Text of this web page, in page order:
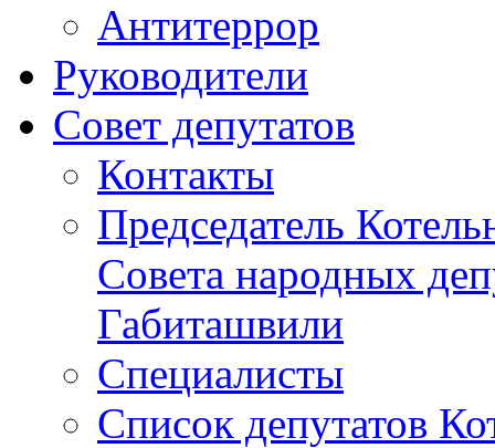
Антитеррор
Руководители
Совет депутатов
Контакты
Председатель
Совета народных
Габиташвили
Специалисты
Список депутатов